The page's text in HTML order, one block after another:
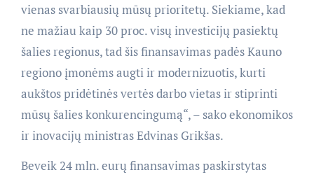
vienas svarbiausių mūsų prioritetų. Siekiame, kad
ne mažiau kaip 30 proc. visų investicijų pasiektų
šalies regionus, tad šis finansavimas padės Kauno
regiono įmonėms augti ir modernizuotis, kurti
aukštos pridėtinės vertės darbo vietas ir stiprinti
mūsų šalies konkurencingumą“, – sako ekonomikos
ir inovacijų ministras Edvinas Grikšas.
Beveik 24 mln. eurų finansavimas paskirstytas